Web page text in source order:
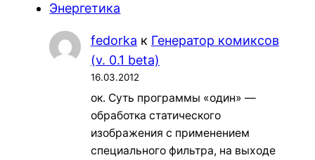
Энергетика
fedorka к Генератор комиксов
(v. 0.1 beta)
16.03.2012
ок. Суть программы «один» —
обработка статического
изображения с применением
специального фильтра, на выходе